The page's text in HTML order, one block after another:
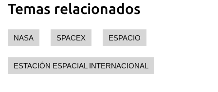
Temas relacionados
NASA SPACEX ESPACIO
ESTACIÓN ESPACIAL INTERNACIONAL